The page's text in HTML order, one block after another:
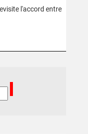
l'accord entre